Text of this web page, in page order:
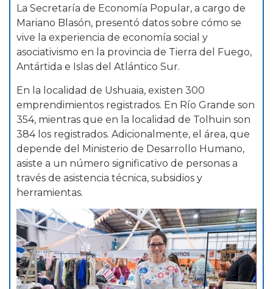
La Secretaría de Economía Popular, a cargo de
Mariano Blasón, presentó datos sobre cómo se
vive la experiencia de economía social y
asociativismo en la provincia de Tierra del Fuego,
Antártida e Islas del Atlántico Sur.
En la localidad de Ushuaia, existen 300
emprendimientos registrados. En Río Grande son
354, mientras que en la localidad de Tolhuin son
384 los registrados. Adicionalmente, el área, que
depende del Ministerio de Desarrollo Humano,
asiste a un número significativo de personas a
través de asistencia técnica, subsidios y
herramientas.